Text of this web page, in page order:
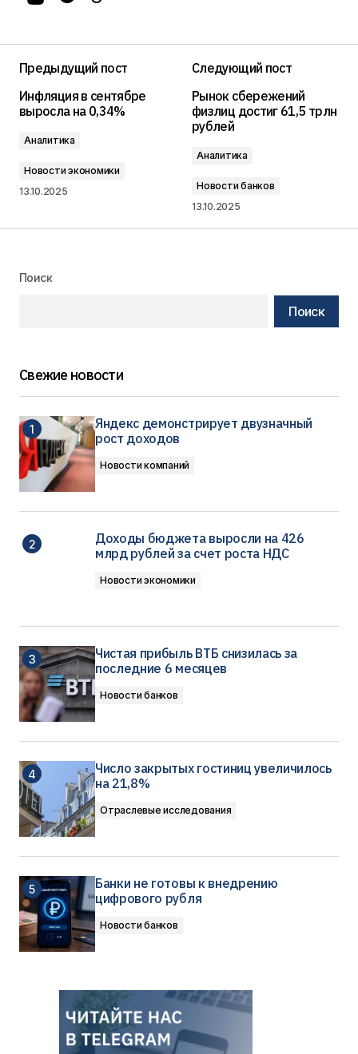
Предыдущий пост
Инфляция в сентябре
выросла на 0,34%
Аналитика
Новости экономики
13.10.2025
Следующий пост
Рынок сбережений
физлиц достиг 61,5 трлн
рублей
Аналитика
Новости банков
13.10.2025
Поиск
Поиск
Свежие новости
Яндекс демонстрирует двузначный
рост доходов
Новости компаний
Доходы бюджета выросли на 426
млрд рублей за счет роста НДС
Новости экономики
Чистая прибыль ВТБ снизилась за
последние 6 месяцев
Новости банков
Число закрытых гостиниц увеличилось
на 21,8%
Отраслевые исследования
Банки не готовы к внедрению
цифрового рубля
Новости банков